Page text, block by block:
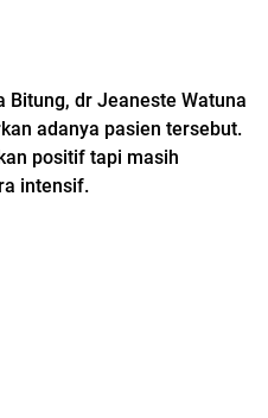
Bitung, dr Jeaneste Watuna
adanya pasien tersebut.
positif tapi masih
intensif.